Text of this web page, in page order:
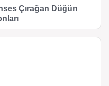
Çırağan Düğün